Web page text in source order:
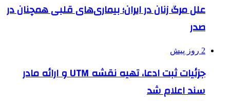
علل مرگ زنان در ایران؛ بیماری‌های قلبی همچنان در
صدر
2 روز پیش
جزئیات ثبت ادعا، تهیه نقشه UTM و ارائه مادر
سند اعلام شد